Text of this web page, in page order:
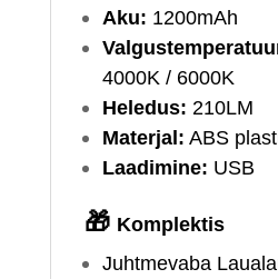
Aku: 1200mAh
4000K / 6000K
Heledus: 210LM
Materjal: ABS
Laadimine: USB
🎁 Komplektis
Juhtmevaba